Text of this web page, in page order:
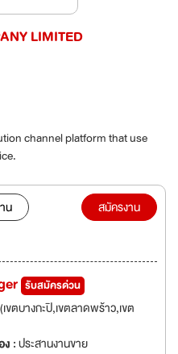
LIMITED
channel platform that use
น
สมัครงาน
รับสมัครด่วน
ขตบางกะปิ,เขตลาดพร้าว,เขต
:ประสานงานขาย